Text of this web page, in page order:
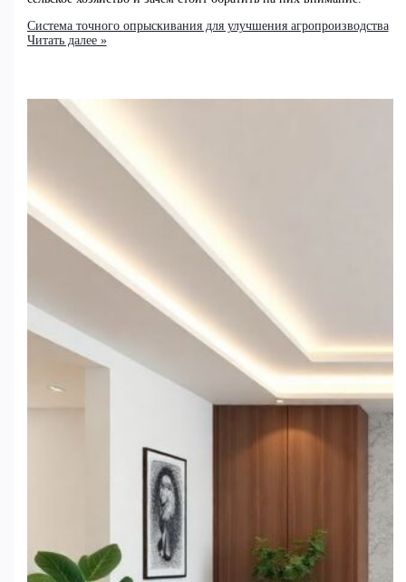
Система точного опрыскивания для улучшения агропроизводства
Читать далее »